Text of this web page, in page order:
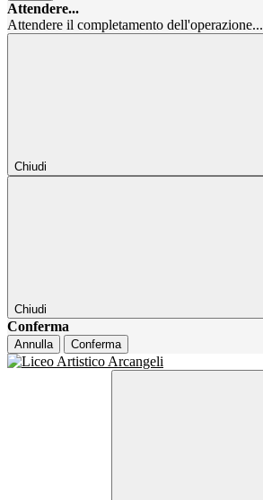
Attendere...
Attendere il completamento dell'operazione...
Chiudi
Chiudi
Conferma
Annulla Conferma